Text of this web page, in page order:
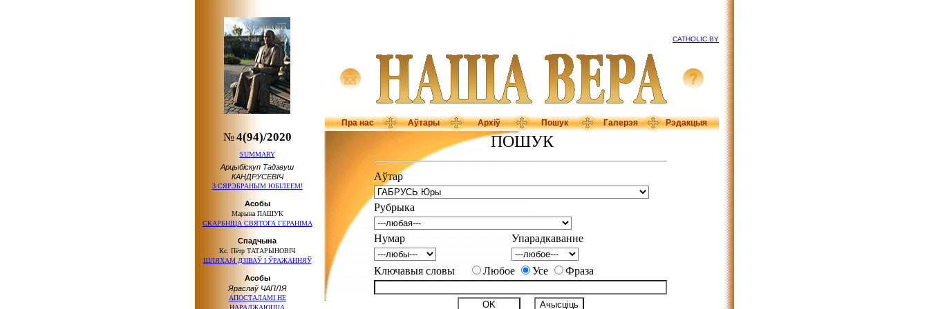
CATHOLIC.BY
Пра нас Аўтары Архіў Пошук Галерэя Рэдакцыя
№4(94)/2020
SUMMARY
Арцыбіскуп Тадэвуш
КАНДРУСЕВІЧ
З СЯРЭБРАНЫМ ЮБІЛЕЕМ!
Асобы
Марына ПАШУК
СКАРБНІЦА СВЯТОГА ГЕРАНІМА
Спадчына
Кс. Пётр ТАТАРЫНОВІЧ
ШЛЯХАМ ДЗІВАЎ І ЎРАЖАННЯЎ
Асобы
Яраслаў ЧАПЛЯ
АПОСТАЛАМІ НЕ
НАРАДЖАЮЦЦА
ПОШУК
Аўтар
Рубрыка
Нумар Упарадкаванне
Ключавыя словы Любое Усе Фраза